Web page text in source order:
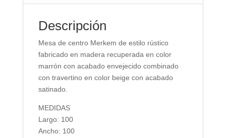
Descripción
Mesa de centro Merkem de estilo rústico
fabricado en madera recuperada en color
marrón con acabado envejecido combinado
con travertino en color beige con acabado
satinado.
MEDIDAS
Largo: 100
Ancho: 100